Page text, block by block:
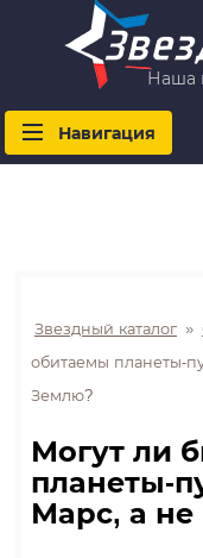
Наша
Навигация
Звездный каталог »
обитаемы планеты-
Землю?
Могут ли
планеты-
Марс, а